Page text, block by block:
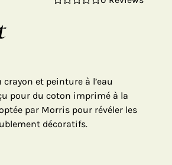
et peinture à l’eau
pour du coton imprimé à la
par Morris pour révéler les
décoratifs.